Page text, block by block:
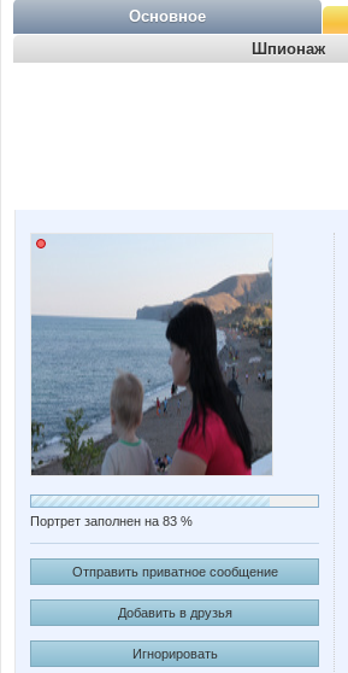
Основное
Шпионаж
Портрет заполнен на 83 %
Отправить приватное сообщение
Добавить в друзья
Игнорировать